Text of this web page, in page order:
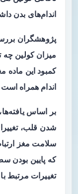
اندام‌های بدن
پژوهشگران
میزان کولین چه
کمبود این ماده
اندام همراه
بر اساس
شدن قلب،
سلامت مغز
که پایین بودن
تغییرات مرتبط